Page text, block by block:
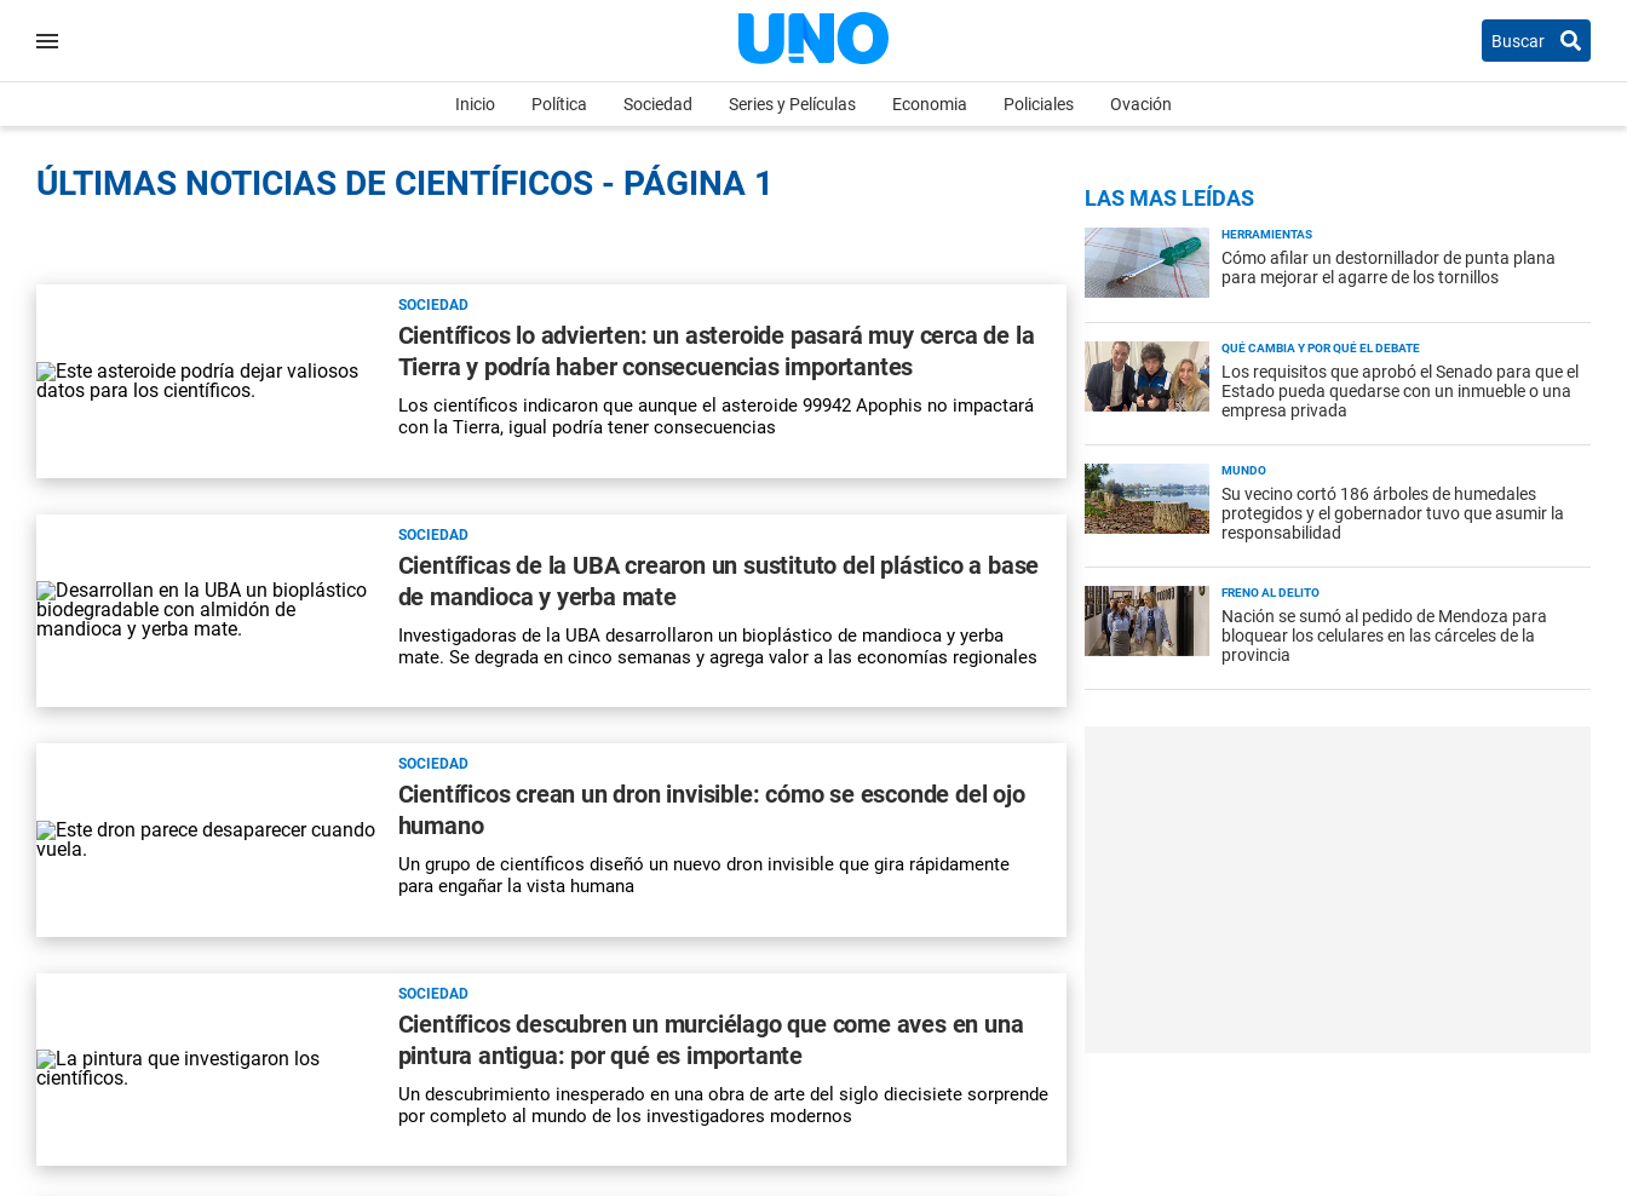
Buscar
Inicio Política Sociedad Series y Películas Economia Policiales Ovación
ÚLTIMAS NOTICIAS DE CIENTÍFICOS - PÁGINA 1
SOCIEDAD
Científicos lo advierten: un asteroide pasará muy cerca de la
Tierra y podría haber consecuencias importantes
Los científicos indicaron que aunque el asteroide 99942 Apophis no impactará
con la Tierra, igual podría tener consecuencias
SOCIEDAD
Científicas de la UBA crearon un sustituto del plástico a base
de mandioca y yerba mate
Investigadoras de la UBA desarrollaron un bioplástico de mandioca y yerba
mate. Se degrada en cinco semanas y agrega valor a las economías regionales
SOCIEDAD
Científicos crean un dron invisible: cómo se esconde del ojo
humano
Un grupo de científicos diseñó un nuevo dron invisible que gira rápidamente
para engañar la vista humana
SOCIEDAD
Científicos descubren un murciélago que come aves en una
pintura antigua: por qué es importante
Un descubrimiento inesperado en una obra de arte del siglo diecisiete sorprende
por completo al mundo de los investigadores modernos
LAS MAS LEÍDAS
HERRAMIENTAS
Cómo afilar un destornillador de punta plana
para mejorar el agarre de los tornillos
QUÉ CAMBIA Y POR QUÉ EL DEBATE
Los requisitos que aprobó el Senado para que el
Estado pueda quedarse con un inmueble o una
empresa privada
MUNDO
Su vecino cortó 186 árboles de humedales
protegidos y el gobernador tuvo que asumir la
responsabilidad
FRENO AL DELITO
Nación se sumó al pedido de Mendoza para
bloquear los celulares en las cárceles de la
provincia